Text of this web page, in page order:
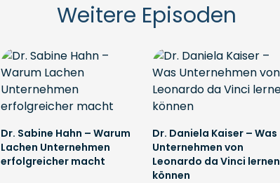
Weitere Episoden
Dr. Sabine Hahn – Warum
Lachen Unternehmen
erfolgreicher macht
Dr. Daniela Kaiser – Was
Unternehmen von
Leonardo da Vinci lernen
können